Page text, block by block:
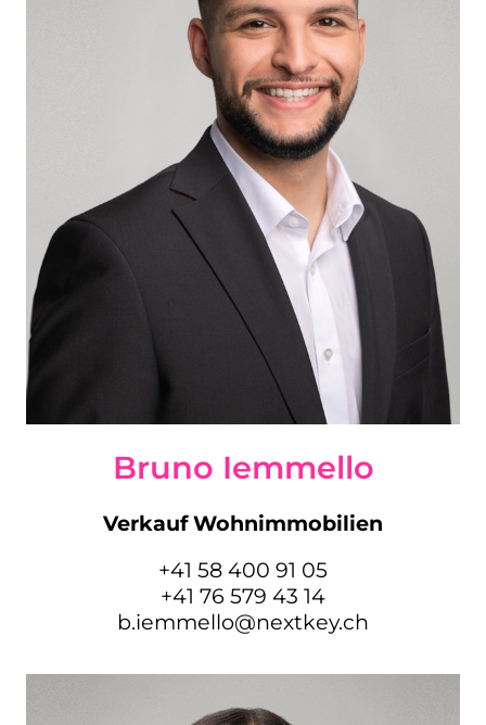
Bruno Iemmello
Verkauf Wohnimmobilien
+41 58 400 91 05
+41 76 579 43 14
b.iemmello@nextkey.ch